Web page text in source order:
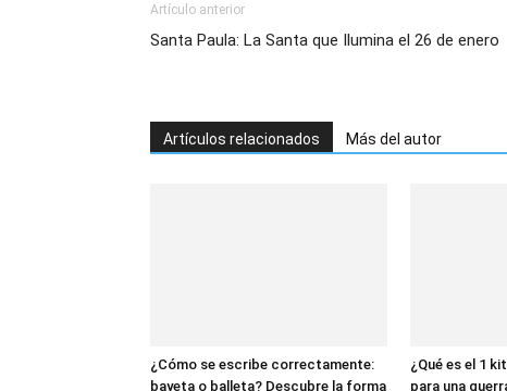
Artículo anterior
Santa Paula: La Santa que Ilumina el 26 de enero
Artículos relacionados Más del autor
¿Cómo se escribe correctamente:
bayeta o balleta? Descubre la forma
¿Qué es el 1
para una